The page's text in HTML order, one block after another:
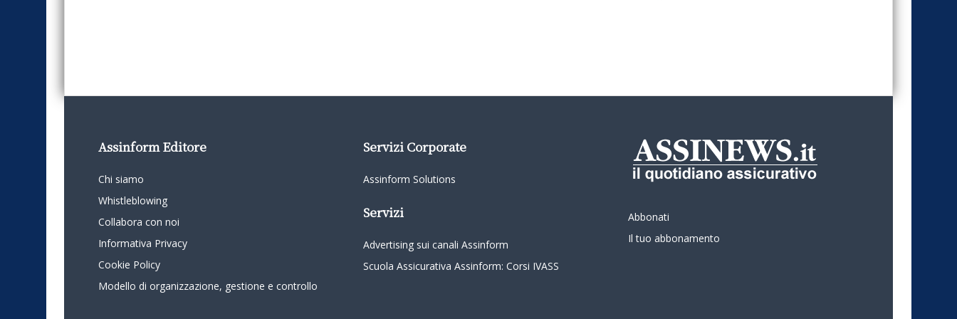
Assinform Editore
Chi siamo
Whistleblowing
Collabora con noi
Informativa Privacy
Cookie Policy
Modello di organizzazione, gestione e controllo
Servizi Corporate
Assinform Solutions
Servizi
Advertising sui canali Assinform
Scuola Assicurativa Assinform: Corsi IVASS
Abbonati
Il tuo abbonamento